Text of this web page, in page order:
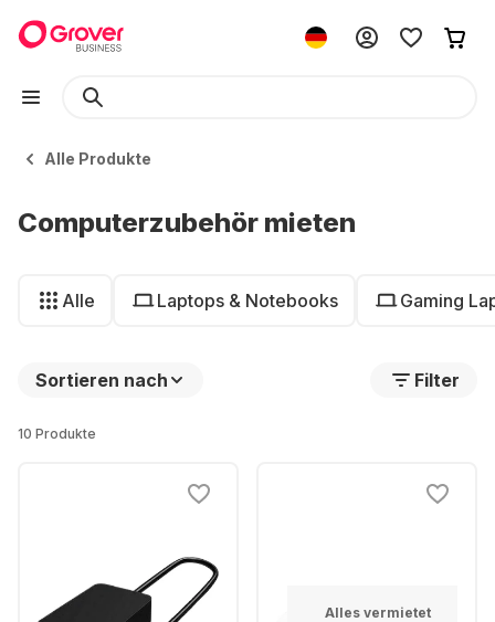
Alle Produkte
Computerzubehör mieten
Alle Laptops & Notebooks Gaming
Sortieren nach Filter
10 Produkte
Alles vermietet